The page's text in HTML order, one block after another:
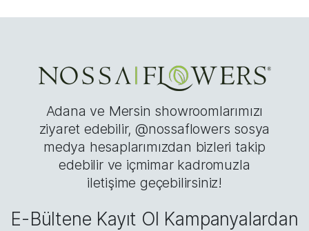
Adana ve Mersin showroomlarımızı
ziyaret edebilir, @nossaflowers sosya
medya hesaplarımızdan bizleri takip
edebilir ve içmimar kadromuzla
iletişime geçebilirsiniz!
E-Bültene Kayıt Ol Kampanyalardan